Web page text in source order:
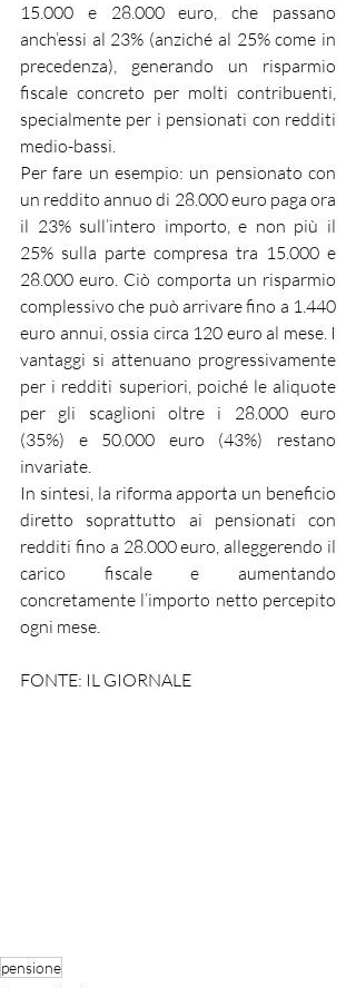
15.000 e 28.000 euro, che passano
anch’essi al 23% (anziché al 25% come in
precedenza), generando un risparmio
fiscale concreto per molti contribuenti,
specialmente per i pensionati con redditi
medio-bassi.
Per fare un esempio: un pensionato con
un reddito annuo di 28.000 euro paga ora
il 23% sull’intero importo, e non più il
25% sulla parte compresa tra 15.000 e
28.000 euro. Ciò comporta un risparmio
complessivo che può arrivare fino a 1.440
euro annui, ossia circa 120 euro al mese. I
vantaggi si attenuano progressivamente
per i redditi superiori, poiché le aliquote
per gli scaglioni oltre i 28.000 euro
(35%) e 50.000 euro (43%) restano
invariate.
In sintesi, la riforma apporta un beneficio
diretto soprattutto ai pensionati con
redditi fino a 28.000 euro, alleggerendo il
carico fiscale e aumentando
concretamente l’importo netto percepito
ogni mese.
FONTE: IL GIORNALE
pensione